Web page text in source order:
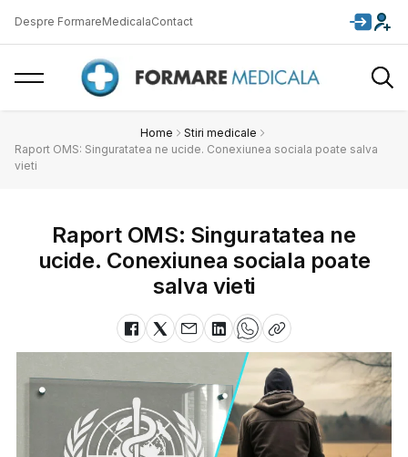
Despre FormareMedicalaContact
Home
Stiri medicale
Raport OMS: Singuratatea ne ucide. Conexiunea sociala poate salva
vieti
Raport OMS: Singuratatea ne
ucide. Conexiunea sociala poate
salva vieti